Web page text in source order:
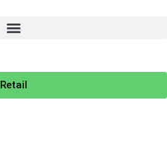
Retail